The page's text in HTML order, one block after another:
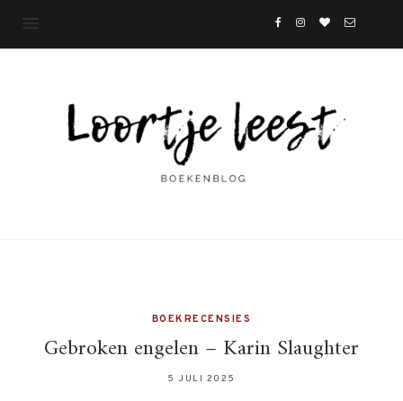
BOEKRECENSIES
Gebroken engelen – Karin Slaughter
5 JULI 2025